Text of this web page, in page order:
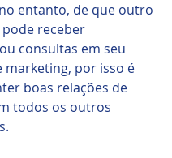
entanto, de que outro
receber
consultas em seu
por isso é
boas relações de
todos os outros